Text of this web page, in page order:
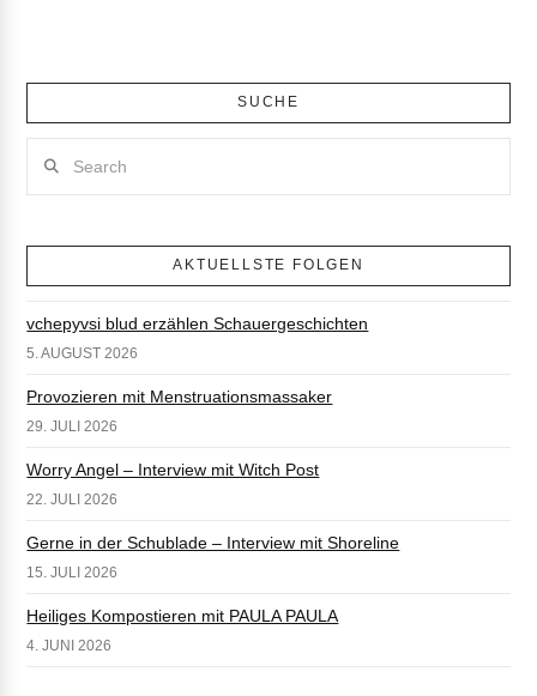
SUCHE
AKTUELLSTE FOLGEN
vchepyvsi blud erzählen Schauergeschichten
5. AUGUST 2026
Provozieren mit Menstruationsmassaker
29. JULI 2026
Worry Angel – Interview mit Witch Post
22. JULI 2026
Gerne in der Schublade – Interview mit Shoreline
15. JULI 2026
Heiliges Kompostieren mit PAULA PAULA
4. JUNI 2026